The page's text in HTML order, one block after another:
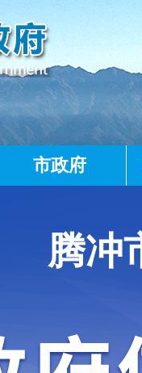
市政府
腾冲